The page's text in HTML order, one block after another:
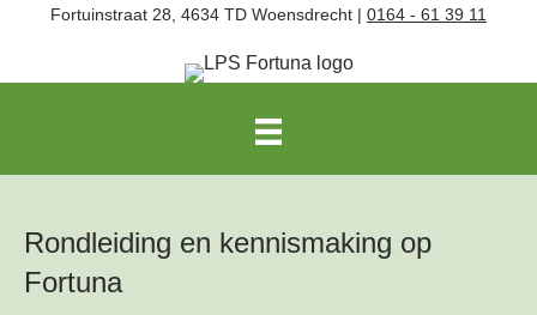
Fortuinstraat 28, 4634 TD Woensdrecht | 0164 - 61 39 11
Rondleiding en kennismaking op
Fortuna